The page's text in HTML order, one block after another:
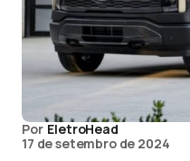
Por EletroHead
17 de setembro de 2024